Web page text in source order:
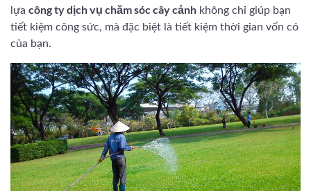
lựa công ty dịch vụ chăm sóc cây cảnh không chỉ giúp bạn
tiết kiệm công sức, mà đặc biệt là tiết kiệm thời gian vốn có
của bạn.